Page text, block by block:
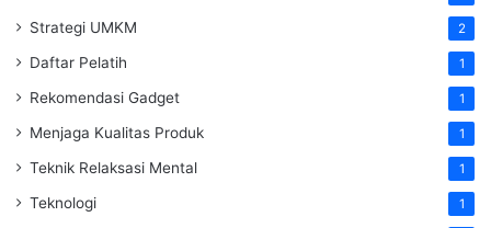
Strategi UMKM 2
Daftar Pelatih 1
Rekomendasi Gadget 1
Menjaga Kualitas Produk 1
Teknik Relaksasi Mental 1
Teknologi 1